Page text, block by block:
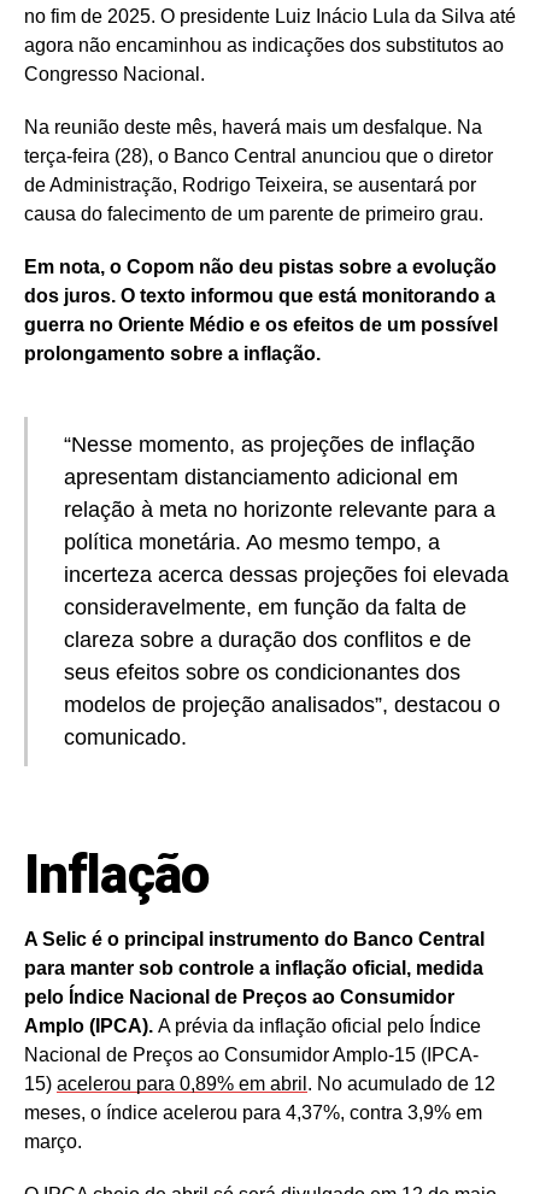
no fim de 2025. O presidente Luiz Inácio Lula da Silva até
agora não encaminhou as indicações dos substitutos ao
Congresso Nacional.
Na reunião deste mês, haverá mais um desfalque. Na
terça-feira (28), o Banco Central anunciou que o diretor
de Administração, Rodrigo Teixeira, se ausentará por
causa do falecimento de um parente de primeiro grau.
Em nota, o Copom não deu pistas sobre a evolução
dos juros. O texto informou que está monitorando a
guerra no Oriente Médio e os efeitos de um possível
prolongamento sobre a inflação.
“Nesse momento, as projeções de inflação
apresentam distanciamento adicional em
relação à meta no horizonte relevante para a
política monetária. Ao mesmo tempo, a
incerteza acerca dessas projeções foi elevada
consideravelmente, em função da falta de
clareza sobre a duração dos conflitos e de
seus efeitos sobre os condicionantes dos
modelos de projeção analisados”, destacou o
comunicado.
Inflação
A Selic é o principal instrumento do Banco Central
para manter sob controle a inflação oficial, medida
pelo Índice Nacional de Preços ao Consumidor
Amplo (IPCA). A prévia da inflação oficial pelo Índice
Nacional de Preços ao Consumidor Amplo-15 (IPCA-
15) acelerou para 0,89% em abril . No acumulado de 12
meses, o índice acelerou para 4,37%, contra 3,9% em
março.